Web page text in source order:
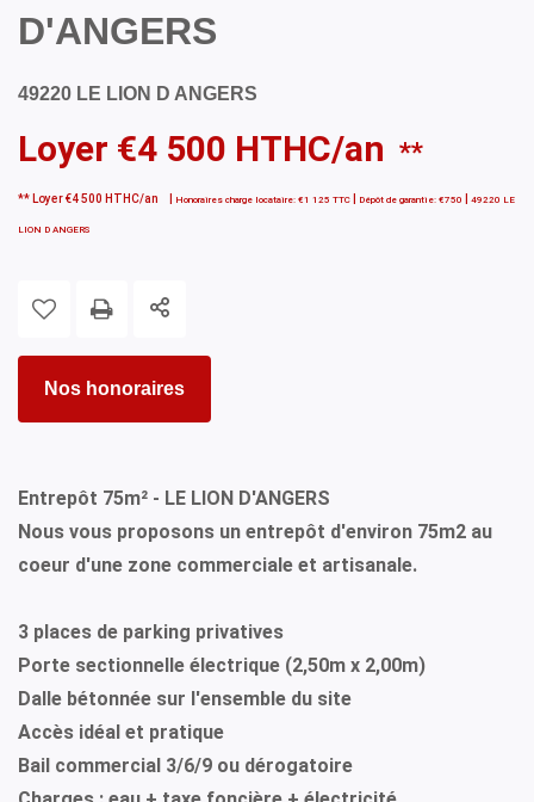
D'ANGERS
49220 LE LION D ANGERS
Loyer €4 500 HTHC/an **
** Loyer €4 500 HTHC/an Honoraires charge locataire: €1 125 TTC Dépôt de garantie: €750 49220 LE
LION D ANGERS
Nos honoraires
Entrepôt 75m² - LE LION D'ANGERS
Nous vous proposons un entrepôt d'environ 75m2 au
coeur d'une zone commerciale et artisanale.
3 places de parking privatives
Porte sectionnelle électrique (2,50m x 2,00m)
Dalle bétonnée sur l'ensemble du site
Accès idéal et pratique
Bail commercial 3/6/9 ou dérogatoire